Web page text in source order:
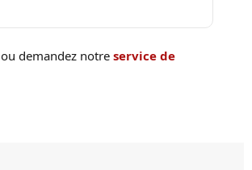
ou demandez notre service de